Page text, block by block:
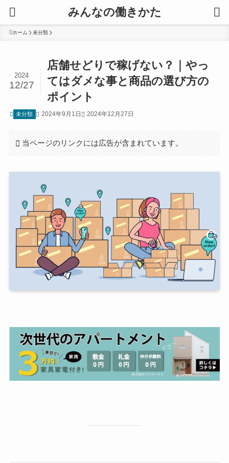
みんなの働きかた
ホーム 未分類
店舗せどりで稼げない？｜やっ
てはダメな事と商品の選び方の
ポイント
2024
12/27
未分類 2024年9月1日 2024年12月27日
当ページのリンクには広告が含まれています。